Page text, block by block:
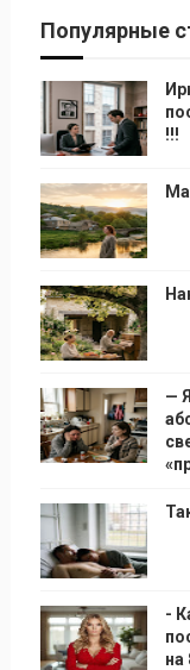
Популярные
!!!
—
-
на